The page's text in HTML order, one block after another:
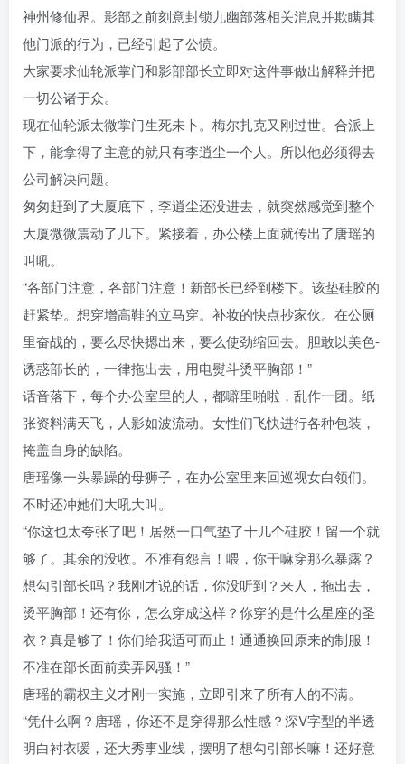
神州修仙界。影部之前刻意封锁九幽部落相关消息并欺瞒其
他门派的行为，已经引起了公愤。
大家要求仙轮派掌门和影部部长立即对这件事做出解释并把
一切公诸于众。
现在仙轮派太微掌门生死未卜。梅尔扎克又刚过世。合派上
下，能拿得了主意的就只有李逍尘一个人。所以他必须得去
公司解决问题。
匆匆赶到了大厦底下，李逍尘还没进去，就突然感觉到整个
大厦微微震动了几下。紧接着，办公楼上面就传出了唐瑶的
叫吼。
“各部门注意，各部门注意！新部长已经到楼下。该垫硅胶的
赶紧垫。想穿增高鞋的立马穿。补妆的快点抄家伙。在公厕
里奋战的，要么尽快摁出来，要么使劲缩回去。胆敢以美色-
诱惑部长的，一律拖出去，用电熨斗烫平胸部！”
话音落下，每个办公室里的人，都噼里啪啦，乱作一团。纸
张资料满天飞，人影如波流动。女性们飞快进行各种包装，
掩盖自身的缺陷。
唐瑶像一头暴躁的母狮子，在办公室里来回巡视女白领们。
不时还冲她们大吼大叫。
“你这也太夸张了吧！居然一口气垫了十几个硅胶！留一个就
够了。其余的没收。不准有怨言！喂，你干嘛穿那么暴露？
想勾引部长吗？我刚才说的话，你没听到？来人，拖出去，
烫平胸部！还有你，怎么穿成这样？你穿的是什么星座的圣
衣？真是够了！你们给我适可而止！通通换回原来的制服！
不准在部长面前卖弄风骚！”
唐瑶的霸权主义才刚一实施，立即引来了所有人的不满。
“凭什么啊？唐瑶，你还不是穿得那么性感？深V字型的半透
明白衬衣嗳，还大秀事业线，摆明了想勾引部长嘛！还好意